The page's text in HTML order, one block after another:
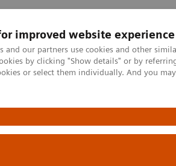
improved website experience
and our partners use cookies and other
by clicking "Show details" or by
or select them individually. And you
Especialidades Clínicas e
orçamento